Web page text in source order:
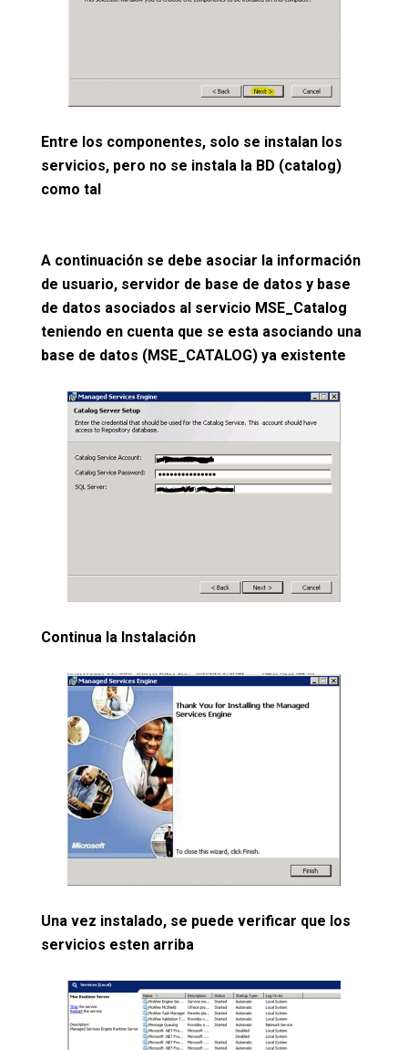
Entre los componentes, solo se instalan los
servicios, pero no se instala la BD (catalog)
como tal
A continuación se debe asociar la información
de usuario, servidor de base de datos y base
de datos asociados al servicio MSE_Catalog
teniendo en cuenta que se esta asociando una
base de datos (MSE_CATALOG) ya existente
Continua la Instalación
Una vez instalado, se puede verificar que los
servicios esten arriba